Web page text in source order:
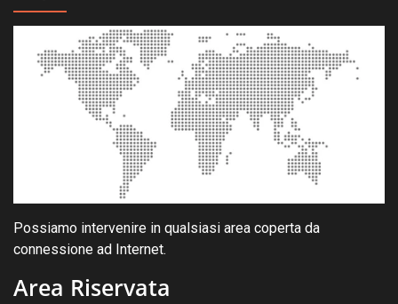
Possiamo intervenire in qualsiasi area coperta da
connessione ad Internet.
Area Riservata